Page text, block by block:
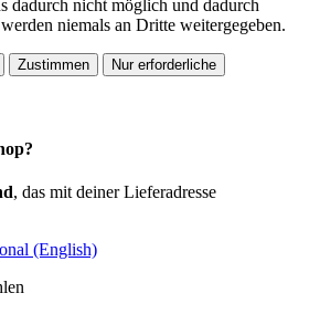
dadurch nicht möglich und dadurch
niemals an Dritte weitergegeben.
Zustimmen Nur erforderliche
, das mit deiner Lieferadresse
(English)